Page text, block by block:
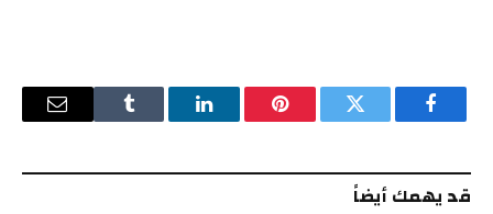
فيسبوك تويتر بينتيريستلينكدإن Tumblr
البريد
قد يهمك أيضاً